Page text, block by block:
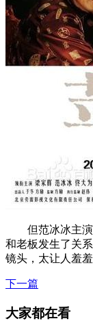
但范冰冰主演
和老板发生了关
镜头，太让人羞
下一篇
大家都在看